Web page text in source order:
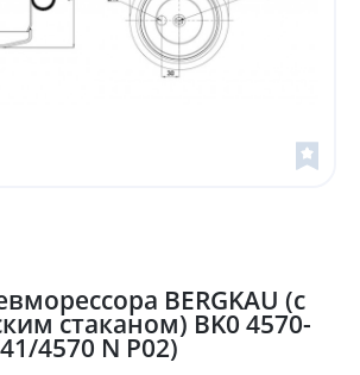
BERGKAU (с
стаканом) BK0 4570-
4570 N P02)